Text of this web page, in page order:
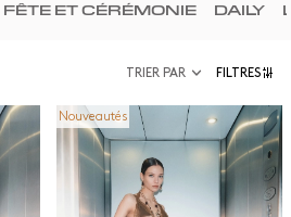
FÊTE ET CÉRÉMONIE DAILY
TRIER PAR FILTRES
Nouveautés